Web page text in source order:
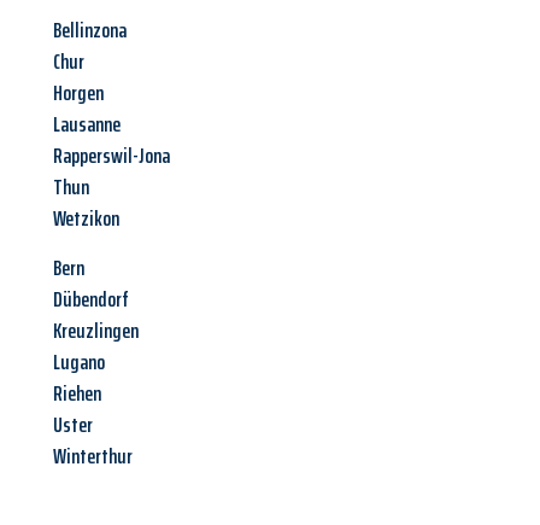
Bellinzona
Chur
Horgen
Lausanne
Rapperswil-Jona
Thun
Wetzikon
Bern
Dübendorf
Kreuzlingen
Lugano
Riehen
Uster
Winterthur